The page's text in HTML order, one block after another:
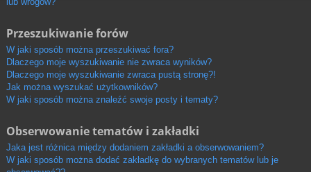
Przeszukiwanie forów
W jaki sposób można przeszukiwać fora?
Dlaczego moje wyszukiwanie nie zwraca wyników?
Dlaczego moje wyszukiwanie zwraca pustą stronę?!
Jak można wyszukać użytkowników?
W jaki sposób można znaleźć swoje posty i tematy?
Obserwowanie tematów i zakładki
Jaka jest różnica między dodaniem zakładki a obserwowaniem?
W jaki sposób można dodać zakładkę do wybranych tematów lub je